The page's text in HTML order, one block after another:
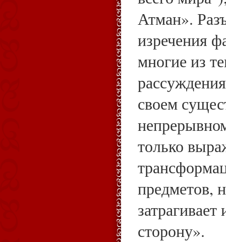
Атман».
изречения
многие из
своем
только
предметов,
сторону».